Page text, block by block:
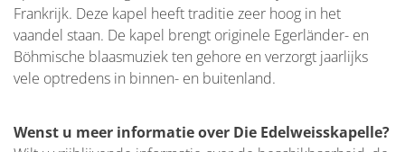
Frankrijk. Deze kapel heeft traditie zeer hoog in het
vaandel staan. De kapel brengt originele Egerländer- en
Böhmische blaasmuziek ten gehore en verzorgt jaarlijks
vele optredens in binnen- en buitenland.
Wenst u meer informatie over Die Edelweisskapelle?